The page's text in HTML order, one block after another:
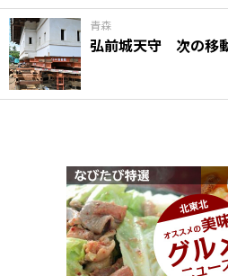
青森
弘前城天守 次の移